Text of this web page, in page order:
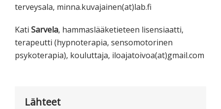
terveysala, minna.kuvajainen(at)lab.fi
Kati Sarvela, hammaslääketieteen lisensiaatti,
terapeutti (hypnoterapia, sensomotorinen
psykoterapia), kouluttaja, iloajatoivoa(at)gmail.com
Lähteet